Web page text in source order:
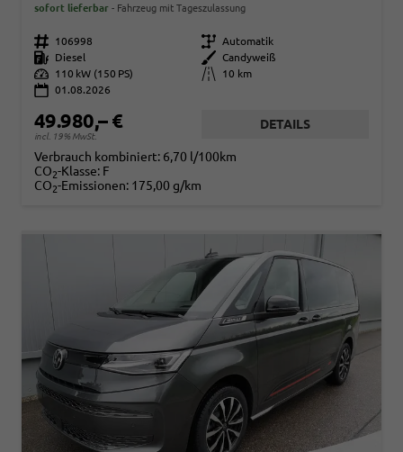
sofort lieferbar Fahrzeug mit Tageszulassung
Fahrzeugnr. 106998 Getriebe Automatik
Kraftstoff
Diesel Außenfarbe
Candyweiß
Leistung
110 kW (150 PS) Kilometerstand
10 km
01.08.2026
49.980,– €
incl. 19% MwSt.
DETAILS
Verbrauch kombiniert: 6,70 l/100km
CO2-Klasse: F
CO2-Emissionen: 175,00 g/km